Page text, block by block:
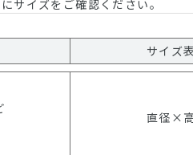
サイズをご確認ください。
サイズ
直径×